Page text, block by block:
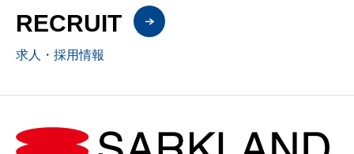
RECRUIT
求人・採用情報